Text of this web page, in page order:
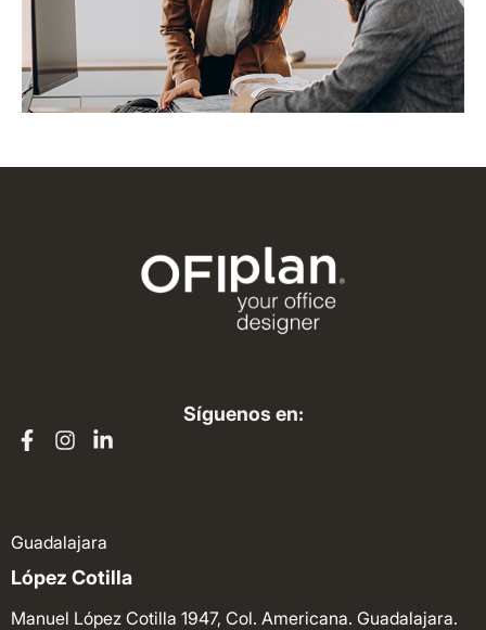
Síguenos en:
Guadalajara
López Cotilla
Manuel López Cotilla 1947, Col. Americana. Guadalajara.